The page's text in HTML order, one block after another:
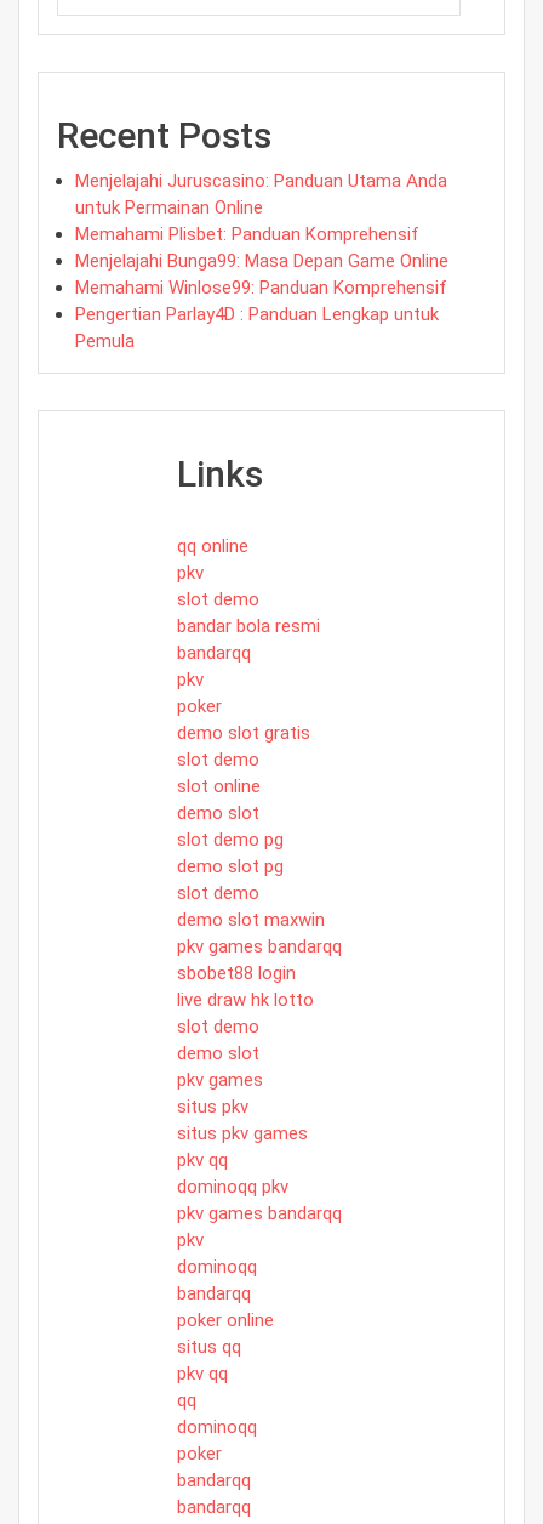
Recent Posts
Menjelajahi Juruscasino: Panduan Utama Anda
untuk Permainan Online
Memahami Plisbet: Panduan Komprehensif
Menjelajahi Bunga99: Masa Depan Game Online
Memahami Winlose99: Panduan Komprehensif
Pengertian Parlay4D : Panduan Lengkap untuk
Pemula
Links
qq online
pkv
slot demo
bandar bola resmi
bandarqq
pkv
poker
demo slot gratis
slot demo
slot online
demo slot
slot demo pg
demo slot pg
slot demo
demo slot maxwin
pkv games bandarqq
sbobet88 login
live draw hk lotto
slot demo
demo slot
pkv games
situs pkv
situs pkv games
pkv qq
dominoqq pkv
pkv games bandarqq
pkv
dominoqq
bandarqq
poker online
situs qq
pkv qq
qq
dominoqq
poker
bandarqq
bandarqq